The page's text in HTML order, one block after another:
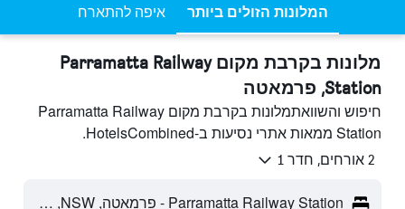
המלונות הזולים ביותר איפה להתארח
מלונות בקרבת מקום Parramatta Railway
Station, פרמאטה
חיפוש והשוואתמלונות בקרבת מקום Parramatta Railway
Station ממאות אתרי נסיעות ב-HotelsCombined.
2 אורחים, חדר 1
Parramatta Railway Station - פרמאטה, NSW, אוסטרליה